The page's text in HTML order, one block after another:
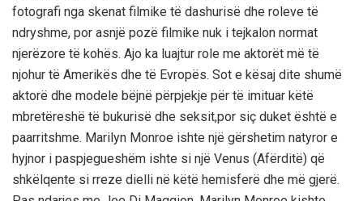
fotografi nga skenat filmike tё dashurisё dhe roleve tё
ndryshme, por asnjё pozё filmike nuk i tejkalon normat
njerёzore tё kohёs. Ajo ka luajtur role me aktorёt mё tё
njohur tё Amerikёs dhe tё Evropёs. Sot e kёsaj dite shumё
aktorё dhe modele bёjnё pёrpjekje pёr tё imituar kёtё
mbretёreshё tё bukurisё dhe seksit,por siç duket ёshtё e
paarritshme. Marilyn Monroe ishte njё gёrshetim natyror e
hyjnor i paspjegueshёm ishte si njё Venus (Afёrditё) qё
shkёlqente si rreze dielli nё kёtё hemisferё dhe mё gjerё.